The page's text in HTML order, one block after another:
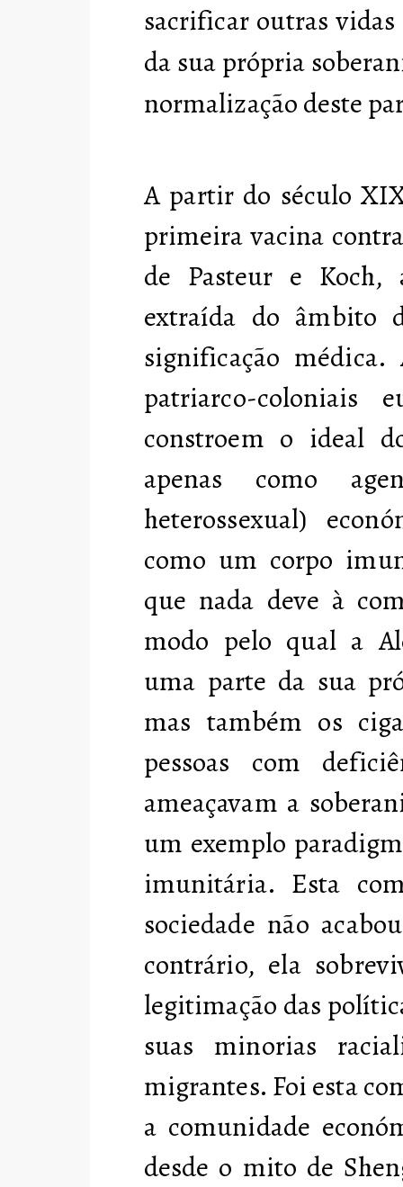
sacrificar outras
da sua própria
normalização deste
A partir do século
primeira vacina
de Pasteur e
extraída do âmbito
significação
patriarco-coloniais
constroem o ideal
apenas como
heterossexual)
como um corpo
que nada deve à
modo pelo qual a
uma parte da sua
mas também os
pessoas com
ameaçavam a
um exemplo
imunitária. Esta
sociedade não
contrário, ela
legitimação das
suas minorias
migrantes. Foi esta
a comunidade
desde o mito de